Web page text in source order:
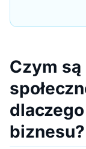
Czym
biznesu?